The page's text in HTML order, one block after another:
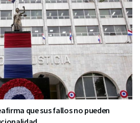
que sus fallos no pueden